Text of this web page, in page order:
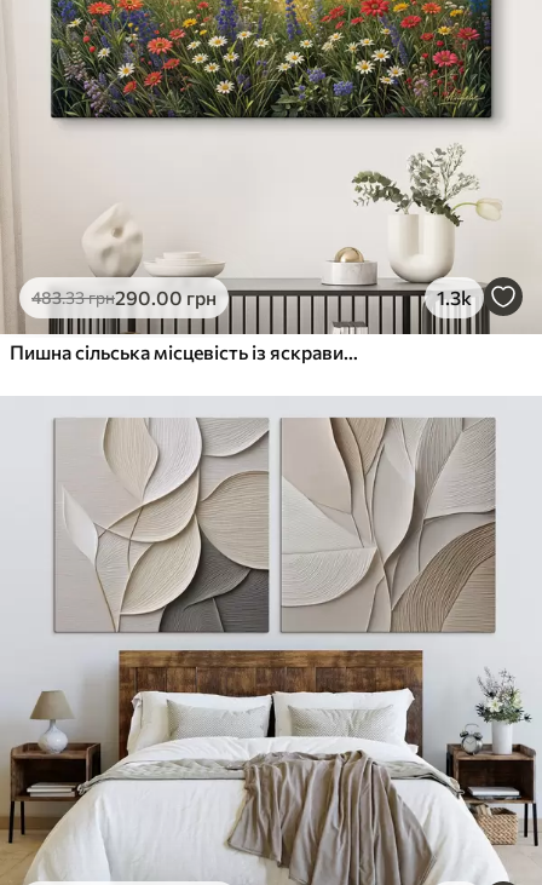
483.33грн290.00 грн 1.3k
Пишна сільська місцевість із яскравим лугом диких квітів, наповненим різнокольоровими квітами під хмарним небом